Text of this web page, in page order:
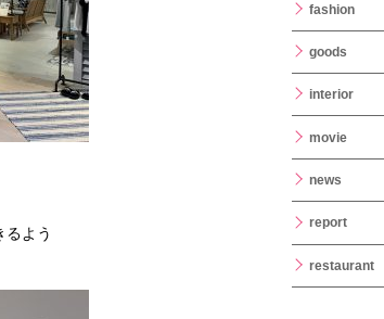
るよう
fashion
goods
interior
movie
news
report
restaurant